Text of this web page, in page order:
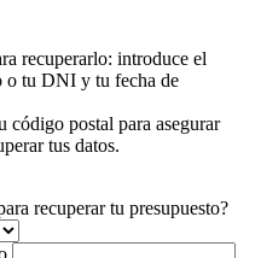
recuperarlo: introduce el
o tu DNI y tu fecha de
código postal para asegurar
tus datos.
recuperar tu presupuesto?